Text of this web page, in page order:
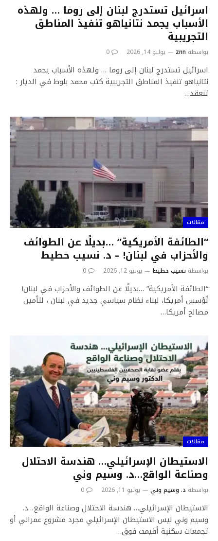
اسرائيل تستدرج لبنان إلى روما … ولهذه
الأسباب يجمد نتانياهو تنفيذ المناطق
التجريبية
بواسطة znn يوليو 14, 2026 0
اسرائيل تستدرج لبنان إلى روما … ولهذه الأسباب يجمد
نتانياهو تنفيذ المناطق التجريبية كتب محمد بلوط في الديار :
تنعقد…
مقالات
“الطائفة الأمريكية” …بديلًا عن الطوائف
والأحزاب في لبنان! – د. نسيب حطيط
بواسطة نسيب حطيط يوليو 12, 2026 0
“الطائفة الأمريكية” …بديلًا عن الطوائف والأحزاب في لبنان!
تُؤسس أمريكا، لبناء نظام سياسي جديد في لبنان ، لتأمين
مصالح أمريكا…
مقالات
الاستيطان الإسرائيلي… هندسة الاحتلال
وصناعة الواقع…د. وسيم وني
بواسطة د. وسيم وني يوليو 11, 2026 0
الاستيطان الإسرائيلي… هندسة الاحتلال وصناعة الواقع…د.
وسيم وني ليس الاستيطان الإسرائيلي مجرد مشروع عمراني أو
تجمعات سكنية أقيمت فوق…